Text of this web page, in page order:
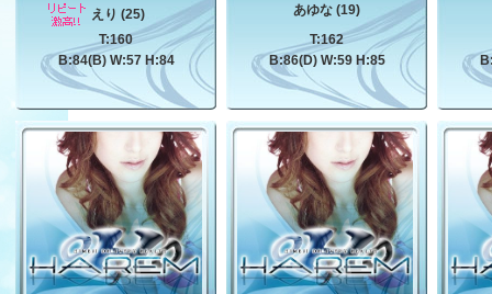
えり (25)
T:160
B:84(B) W:57 H:84
あゆな (19)
T:162
B:86(D) W:59 H:85